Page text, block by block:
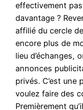
effectivement
davantage ?
affilié du cercle
encore plus de
lieu d’échanges,
annonces
privés. C’est
voulez faire des
Premièrement